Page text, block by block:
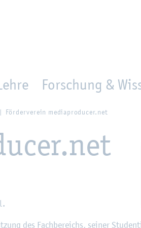
Forschung &
För­der­ver­ein me­dia­pro­du­cer.net
des Fach­be­reichs, sei­ner